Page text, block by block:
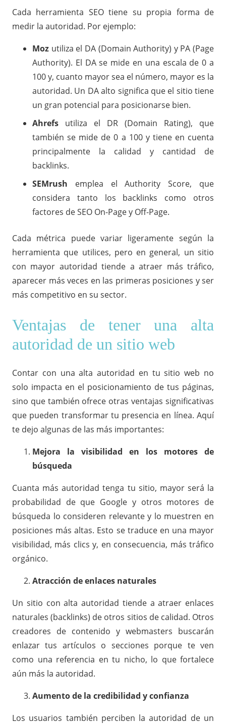
Cada herramienta SEO tiene su propia forma de
medir la autoridad. Por ejemplo:
Moz utiliza el DA (Domain Authority) y PA (Page
Authority). El DA se mide en una escala de 0 a
100 y, cuanto mayor sea el número, mayor es la
autoridad. Un DA alto significa que el sitio tiene
un gran potencial para posicionarse bien.
Ahrefs utiliza el DR (Domain Rating), que
también se mide de 0 a 100 y tiene en cuenta
principalmente la calidad y cantidad de
backlinks.
SEMrush emplea el Authority Score, que
considera tanto los backlinks como otros
factores de SEO On-Page y Off-Page.
Cada métrica puede variar ligeramente según la
herramienta que utilices, pero en general, un sitio
con mayor autoridad tiende a atraer más tráfico,
aparecer más veces en las primeras posiciones y ser
más competitivo en su sector.
Ventajas de tener una alta
autoridad de un sitio web
Contar con una alta autoridad en tu sitio web no
solo impacta en el posicionamiento de tus páginas,
sino que también ofrece otras ventajas significativas
que pueden transformar tu presencia en línea. Aquí
te dejo algunas de las más importantes:
Mejora la visibilidad en los motores de
búsqueda
Cuanta más autoridad tenga tu sitio, mayor será la
probabilidad de que Google y otros motores de
búsqueda lo consideren relevante y lo muestren en
posiciones más altas. Esto se traduce en una mayor
visibilidad, más clics y, en consecuencia, más tráfico
orgánico.
Atracción de enlaces naturales
Un sitio con alta autoridad tiende a atraer enlaces
naturales (backlinks) de otros sitios de calidad. Otros
creadores de contenido y webmasters buscarán
enlazar tus artículos o secciones porque te ven
como una referencia en tu nicho, lo que fortalece
aún más la autoridad.
Aumento de la credibilidad y confianza
Los usuarios también perciben la autoridad de un